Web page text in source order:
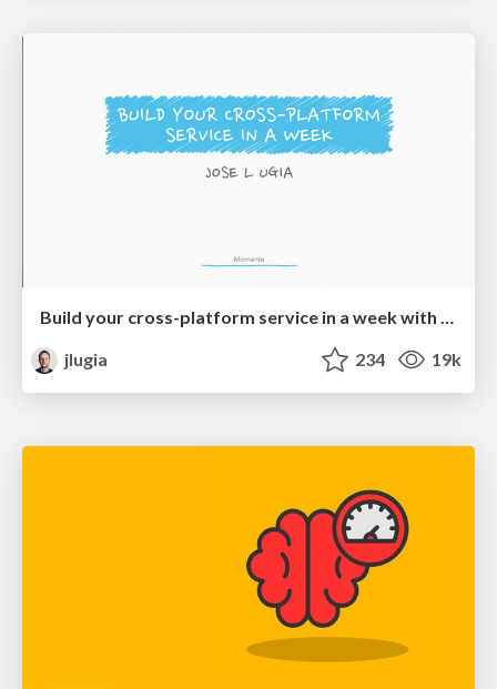
Build your cross-platform service in a week with App Engine
jlugia
234 19k